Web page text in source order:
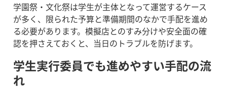
学園祭・文化祭は学生が主体となって運営するケース
が多く、限られた予算と準備期間のなかで手配を進め
る必要があります。模擬店とのすみ分けや安全面の確
認を押さえておくと、当日のトラブルを防げます。
学生実行委員でも進めやすい手配の流
れ